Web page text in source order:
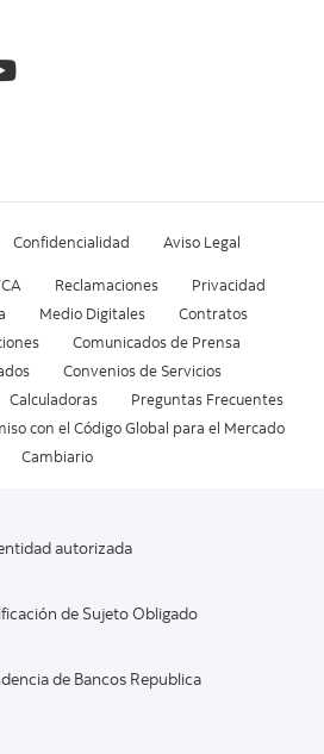
Confidencialidad Aviso Legal
Reclamaciones
Privacidad
Medio Digitales
Contratos
Comunicados de Prensa
Convenios de Servicios
Calculadoras
Preguntas Frecuentes
con el Código Global para el Mercado
Cambiario